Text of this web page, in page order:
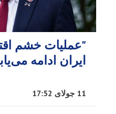
"عملیات خشم
ایران ادامه
11 جولای 17:52